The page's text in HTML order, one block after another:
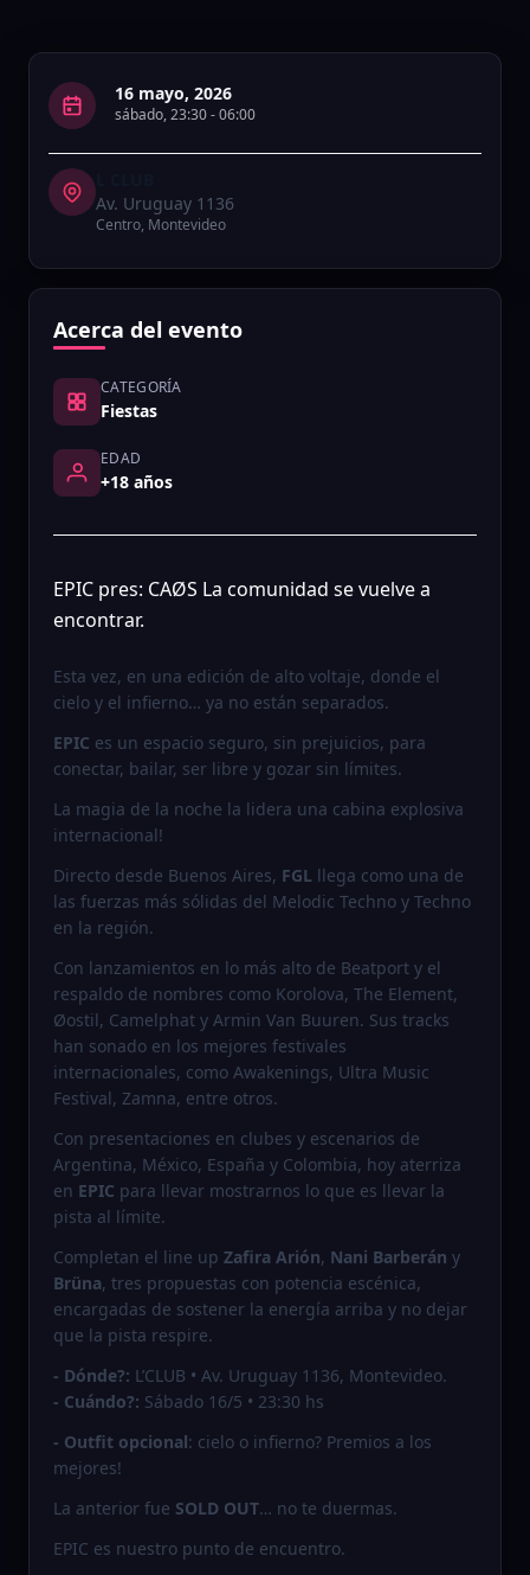
16 mayo, 2026
sábado,23:30-06:00
Av. Uruguay 1136
Centro, Montevideo
Acerca del evento
CATEGORÍA
Fiestas
EDAD
+18 años
EPIC pres: CAØS La comunidad se vuelve a
encontrar.
Esta vez, en una edición de alto voltaje, donde el
cielo y el infierno… ya no están separados.
EPIC es un espacio seguro, sin prejuicios, para
conectar, bailar, ser libre y gozar sin límites.
La magia de la noche la lidera una cabina explosiva
internacional!
Directo desde Buenos Aires, FGL llega como una de
las fuerzas más sólidas del Melodic Techno y Techno
en la región.
Con lanzamientos en lo más alto de Beatport y el
respaldo de nombres como Korolova, The Element,
Øostil, Camelphat y Armin Van Buuren. Sus tracks
han sonado en los mejores festivales
internacionales, como Awakenings, Ultra Music
Festival, Zamna, entre otros.
Con presentaciones en clubes y escenarios de
Argentina, México, España y Colombia, hoy aterriza
en EPIC para llevar mostrarnos lo que es llevar la
pista al límite.
Completan el line up Zafira Arión, Nani Barberán y
Brüna, tres propuestas con potencia escénica,
encargadas de sostener la energía arriba y no dejar
que la pista respire.
- Dónde?: L’CLUB • Av. Uruguay 1136, Montevideo.
- Cuándo?: Sábado 16/5 • 23:30 hs
- Outfit opcional: cielo o infierno? Premios a los
mejores!
La anterior fue SOLD OUT… no te duermas.
EPIC es nuestro punto de encuentro.